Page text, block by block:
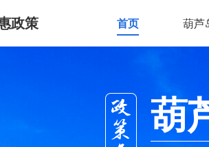
政策 首页 葫芦
葫